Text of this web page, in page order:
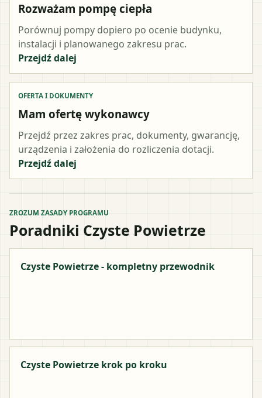
Rozważam pompę ciepła
Porównuj pompy dopiero po ocenie budynku,
instalacji i planowanego zakresu prac.
Przejdź dalej
OFERTA I DOKUMENTY
Mam ofertę wykonawcy
Przejdź przez zakres prac, dokumenty, gwarancję,
urządzenia i założenia do rozliczenia dotacji.
Przejdź dalej
ZROZUM ZASADY PROGRAMU
Poradniki Czyste Powietrze
Czyste Powietrze - kompletny przewodnik
Czyste Powietrze krok po kroku